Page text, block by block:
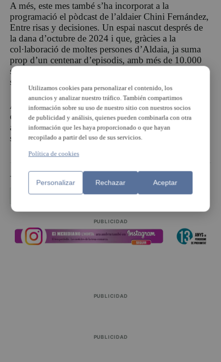
A més, este mes també s’ha incorporat a la
programació el pòdcast de l’aldaier Chini Fernández,
Entre risas y decisiones. Un espai nascut després de
la dana d’octubre de 2024 i que, gràcies a la
col·laboració de moltes persones d’Aldaia, ja suma
prop d’un centenar d’episodis, amb més de 10.000
subscriptors i vora 18.000 seguidors a les xarxes
socials.
Aldaia Ràdiocontinua consolidant-se així com un
espai de proximitat, informació, participació i suport
al teixit social i cultural del municipi. Com diu la
seua campanya: “Aldaia Ràdio, la nostra veu”.
TEMAS
aldaia aldaia radio
PUBLICIDAD
PUBLICIDAD
PUBLICIDAD
Utilizamos cookies para personalizar el contenido, los
anuncios y analizar nuestro tráfico. También compartimos
información sobre su uso de nuestro sitio con nuestros socios
de publicidad y análisis, quienes pueden combinarla con otra
información que les haya proporcionado o que hayan
recopilado a partir del uso de sus servicios.
Política de cookies
Personalizar Rechazar Aceptar